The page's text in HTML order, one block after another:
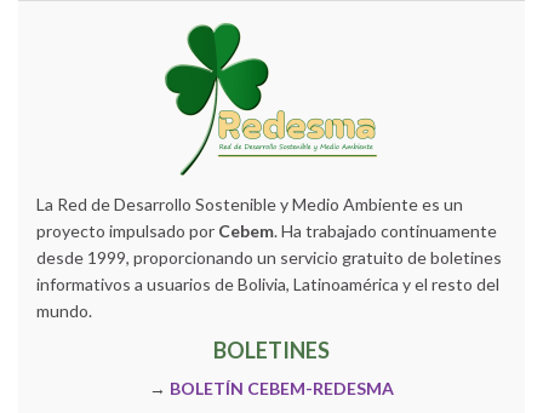
La Red de Desarrollo Sostenible y Medio Ambiente es un
proyecto impulsado por Cebem. Ha trabajado continuamente
desde 1999, proporcionando un servicio gratuito de boletines
informativos a usuarios de Bolivia, Latinoamérica y el resto del
mundo.
BOLETINES
→ BOLETÍN CEBEM-REDESMA